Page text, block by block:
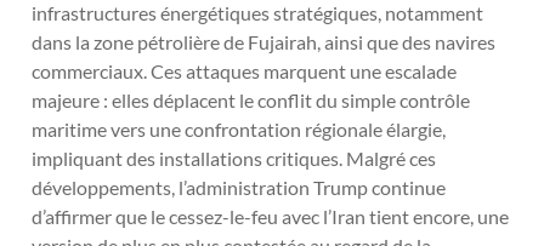
infrastructures énergétiques stratégiques, notamment
dans la zone pétrolière de Fujairah, ainsi que des navires
commerciaux. Ces attaques marquent une escalade
majeure : elles déplacent le conflit du simple contrôle
maritime vers une confrontation régionale élargie,
impliquant des installations critiques. Malgré ces
développements, l’administration Trump continue
d’affirmer que le cessez-le-feu avec l’Iran tient encore, une